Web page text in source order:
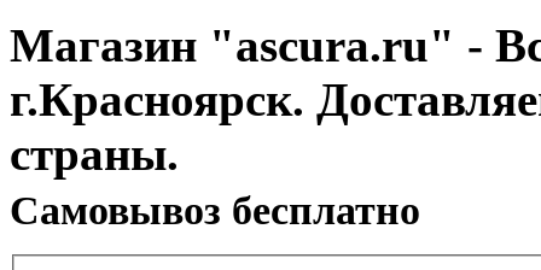
Магазин "ascura.ru" -
г.Красноярск.
страны.
Cамовывоз бесплатно